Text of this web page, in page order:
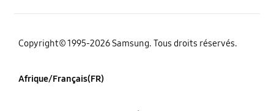
Copyright© 1995-2026 Samsung. Tous droits réservés.
Afrique/Français(FR)